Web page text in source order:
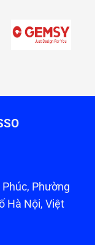
Phường
Hà Nội, Việt